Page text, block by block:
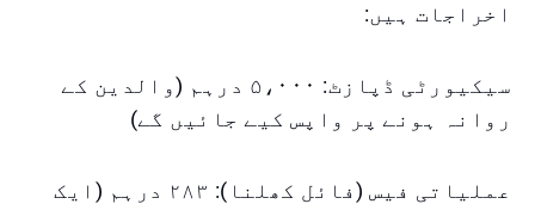
اخراجات ہیں:
سیکیورٹی ڈپازٹ: ۵،۰۰۰ درہم (والدین کے
روانہ ہونے پر واپس کیے جائیں گے)
عملیاتی فیس (فائل کھلنا): ۲۸۳ درہم (ایک